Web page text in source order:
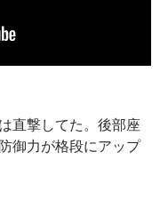
直撃してた。後部座
御力が格段にアップ